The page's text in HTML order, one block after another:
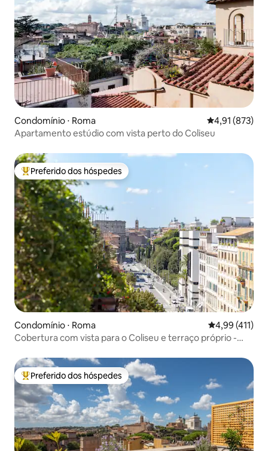
Condomínio ⋅ Roma 4,91 de uma
4,91 (873)
Apartamento estúdio com vista perto do Coliseu
Entre os melhores preferidos dos hóspedes
Preferido dos hóspedes
Condomínio ⋅ Roma 4,99 de uma
4,99 (411)
Cobertura com vista para o Coliseu e terraço próprio -
Entre os melhores preferidos dos hóspedes
Preferido dos hóspedes